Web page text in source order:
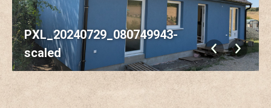
PXL_20240729_080749943-
scaled